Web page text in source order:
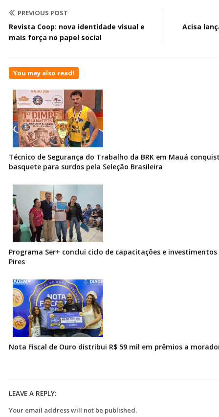
PREVIOUS POST
Revista Coop: nova identidade visual e
mais força no papel social
Acisa
You may also read!
Técnico de Segurança do Trabalho da BRK em Mauá
basquete para surdos pela Seleção Brasileira
Programa Ser+ conclui ciclo de capacitações e
Pires
Nota Fiscal de Ouro distribui R$ 59 mil em prêmios a
LEAVE A REPLY:
Your email address will not be published.